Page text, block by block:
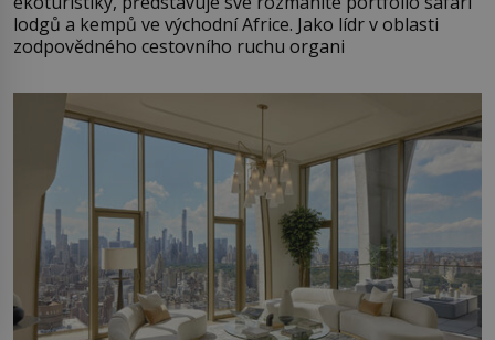
lodgů a kempů ve východní Africe. Jako lídr v oblasti
zodpovědného cestovního ruchu organi